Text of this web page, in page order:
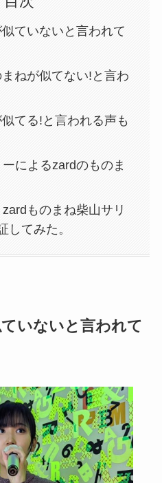
ていないと言われて
まねが似てない!と言わ
てる!と言われる声も
ーによるzardのものま
ものまね柴山サリ
してみた。
いないと言われて